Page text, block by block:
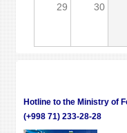
29 30
Hotline to the Ministry of
(+998 71) 233-28-28